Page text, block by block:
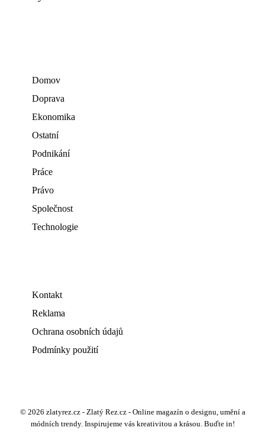
Domov
Doprava
Ekonomika
Ostatní
Podnikání
Práce
Právo
Společnost
Technologie
Kontakt
Reklama
Ochrana osobních údajů
Podmínky použití
© 2026 zlatyrez.cz - Zlatý Rez.cz - Online magazín o designu, umění a
módních trendy. Inspirujeme vás kreativitou a krásou. Buďte in!